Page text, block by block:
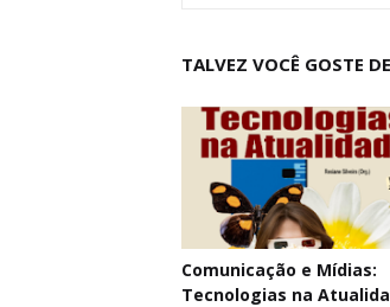
TALVEZ VOCÊ GOSTE
Comunicação e Mídias:
Tecnologias na